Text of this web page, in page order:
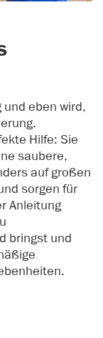
eben wird,
Hilfe: Sie
saubere,
auf großen
sorgen für
Anleitung
bringst und